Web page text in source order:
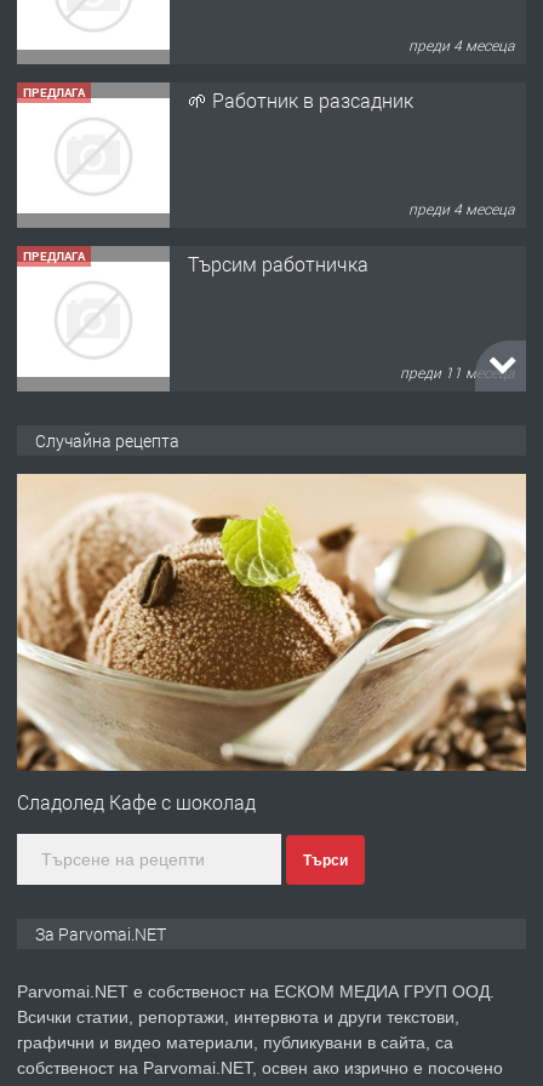
ПРЕДЛАГА
ПРЕДЛАГА
ПРЕДЛАГА
преди 1 година
ПРЕДЛАГА
Първи поход "По стъпките на Ангел
Войвода"
преди 1 година
медицинската индустрия
ПРЕДЛАГА
Случайна рецепта
Сладолед Кафе с шоколад
Търси
За Parvomai.NET
Parvomai.NET е собственост на ЕСКОМ МЕДИА ГРУП ООД.
Всички статии, репортажи, интервюта и други текстови,
графични и видео материали, публикувани в сайта, са
собственост на Parvomai.NET, освен ако изрично е посочено